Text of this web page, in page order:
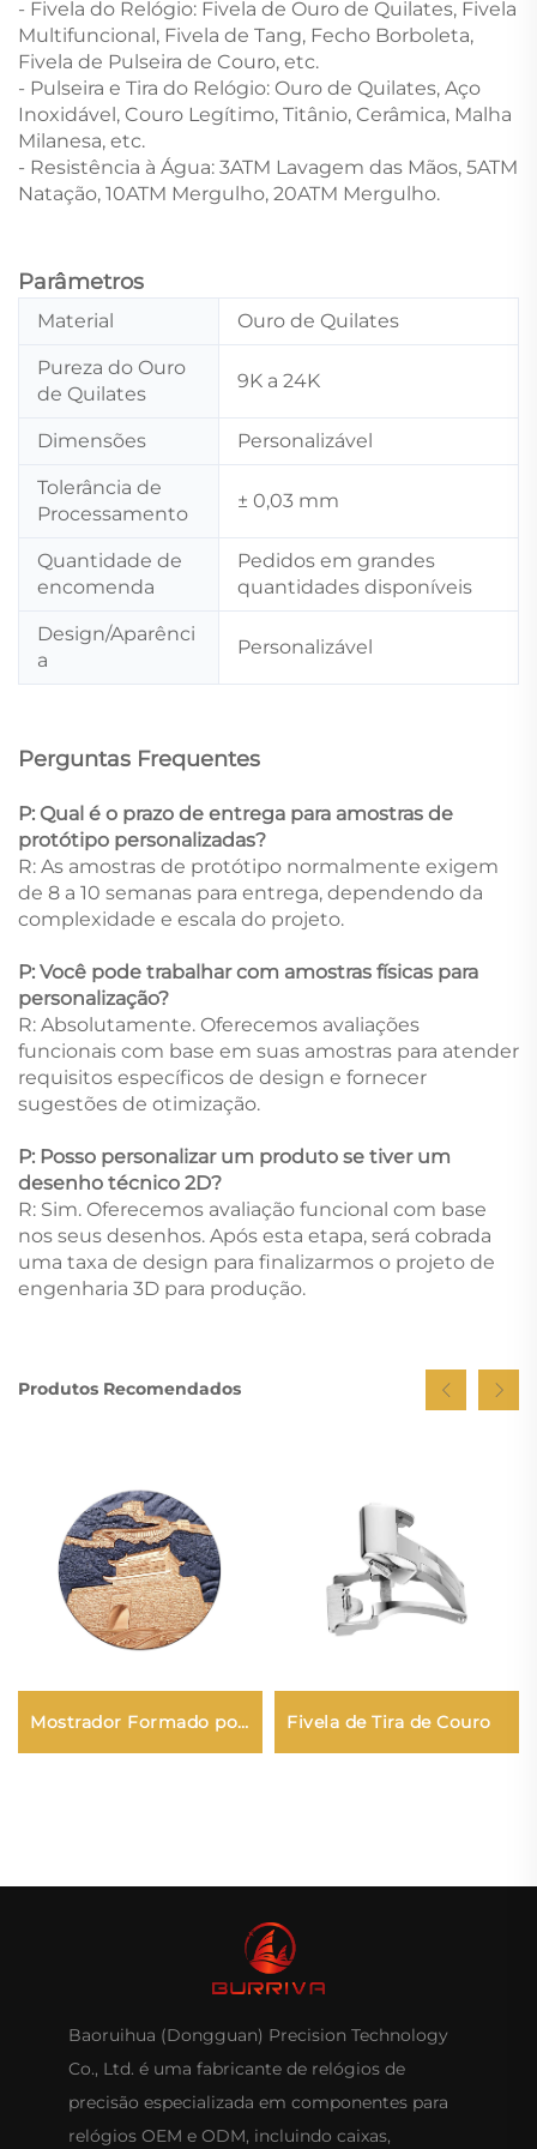
- Fivela do Relógio: Fivela de Ouro de Quilates, Fivela
Multifuncional, Fivela de Tang, Fecho Borboleta,
Fivela de Pulseira de Couro, etc.
- Pulseira e Tira do Relógio: Ouro de Quilates, Aço
Inoxidável, Couro Legítimo, Titânio, Cerâmica, Malha
Milanesa, etc.
- Resistência à Água: 3ATM Lavagem das Mãos, 5ATM
Natação, 10ATM Mergulho, 20ATM Mergulho.
Parâmetros
Material Ouro de Quilates
Pureza do Ouro
de Quilates
9K a 24K
Dimensões Personalizável
Tolerância de
Processamento
± 0,03 mm
Quantidade de
encomenda
Pedidos em grandes
quantidades disponíveis
Design/Aparênci
a
Personalizável
Perguntas Frequentes
P: Qual é o prazo de entrega para amostras de
protótipo personalizadas?
R: As amostras de protótipo normalmente exigem
de 8 a 10 semanas para entrega, dependendo da
complexidade e escala do projeto.
P: Você pode trabalhar com amostras físicas para
personalização?
R: Absolutamente. Oferecemos avaliações
funcionais com base em suas amostras para atender
requisitos específicos de design e fornecer
sugestões de otimização.
P: Posso personalizar um produto se tiver um
desenho técnico 2D?
R: Sim. Oferecemos avaliação funcional com base
nos seus desenhos. Após esta etapa, será cobrada
uma taxa de design para finalizarmos o projeto de
engenharia 3D para produção.
Produtos Recomendados
Mostrador Formado por
Pressão
Fivela de Tira de Couro
Baoruihua (Dongguan) Precision Technology
Co., Ltd. é uma fabricante de relógios de
precisão especializada em componentes para
relógios OEM e ODM, incluindo caixas,